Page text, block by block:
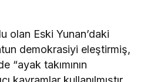
olan Eski Yunan’daki
demokrasiyi eleştirmiş,
“ayak takımının